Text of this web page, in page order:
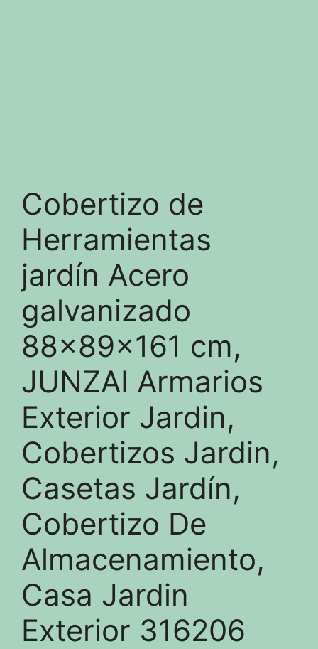
Cobertizo de
Herramientas
jardín Acero
galvanizado
88x89x161 cm,
JUNZAI Armarios
Exterior Jardin,
Cobertizos Jardin,
Casetas Jardín,
Cobertizo De
Almacenamiento,
Casa Jardin
Exterior 316206